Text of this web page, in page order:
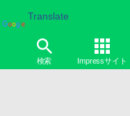
Translate
検索 Impressサイト